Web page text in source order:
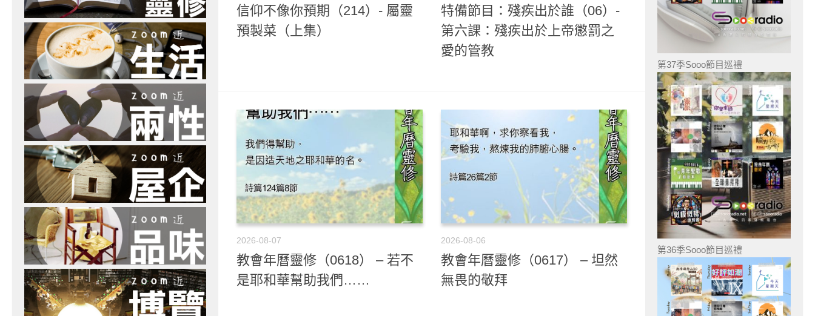
信仰不像你預期（214）- 屬靈
預製菜（上集）
特備節目：殘疾出於誰（06）-
第六課：殘疾出於上帝懲罰之
愛的管教
2026-08-07
教會年曆靈修（0618） – 若不
是耶和華幫助我們……
2026-08-06
教會年曆靈修（0617） – 坦然
無畏的敬拜
第37季Sooo節目巡禮
第36季Sooo節目巡禮